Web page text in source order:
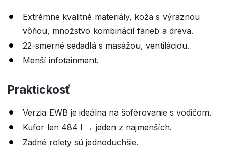
Extrémne kvalitné materiály, koža s výraznou
vôňou, množstvo kombinácií farieb a dreva.
22-smerné sedadlá s masážou, ventiláciou.
Menší infotainment.
Praktickosť
Verzia EWB je ideálna na šoférovanie s vodičom.
Kufor len 484 l → jeden z najmenších.
Zadné rolety sú jednoduchšie.